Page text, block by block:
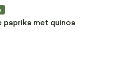
paprika met quinoa